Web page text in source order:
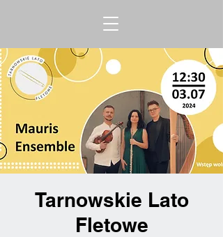
Tarnowskie Lato
Fletowe